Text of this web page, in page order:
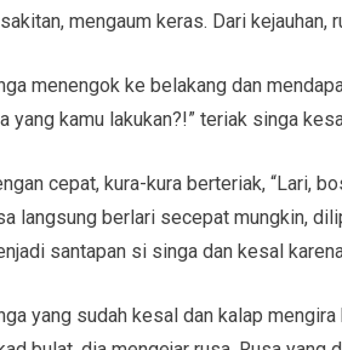
mengaum keras. Dari kejauhan,
menengok ke belakang dan
yang kamu lakukan?!” teriak singa
cepat, kura-kura berteriak, “Lari,
langsung berlari secepat mungkin,
santapan si singa dan kesal
yang sudah kesal dan kalap